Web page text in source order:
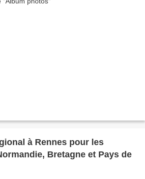
à Rennes pour les
Bretagne et Pays de